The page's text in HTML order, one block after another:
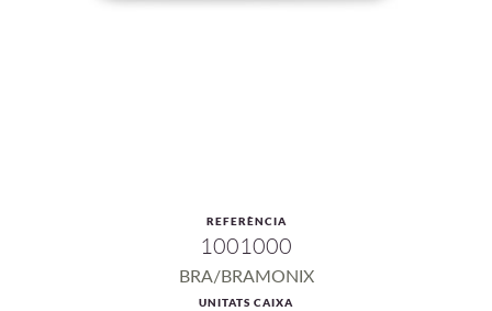
REFERÈNCIA
1001000
BRA/BRAMONIX
UNITATS CAIXA